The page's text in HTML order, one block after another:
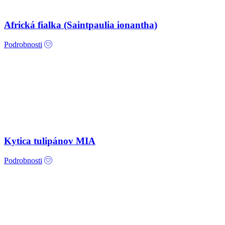
Africká fialka (Saintpaulia ionantha)
Podrobnosti
Kytica tulipánov MIA
Podrobnosti